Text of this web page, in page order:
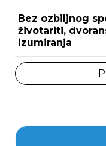
Bez ozbiljnog
životariti,
izumiranja